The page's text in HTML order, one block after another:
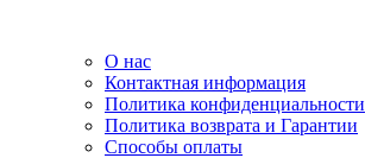
О нас
Контактная информация
Политика конфиденциальности
Политика возврата и Гарантии
Способы оплаты